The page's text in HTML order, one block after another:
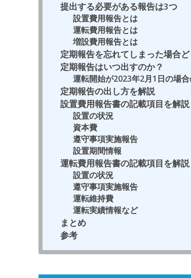
提出する必要がある報告は3つ
設置費用報告とは
運転費用報告とは
増設費用報告とは
定期報告を忘れてしまった場合
定期報告はいつ出すのか？
運転開始が2023年2月1日の場
定期報告の出し方を解説
設置費用報告書の記載項目を解説
設置の状況
資本費
遵守事項実施報告
設置期間情報
運転費用報告書の記載項目を解説
設置の状況
遵守事項実施報告
運転維持費
運転実績情報など
まとめ
参考